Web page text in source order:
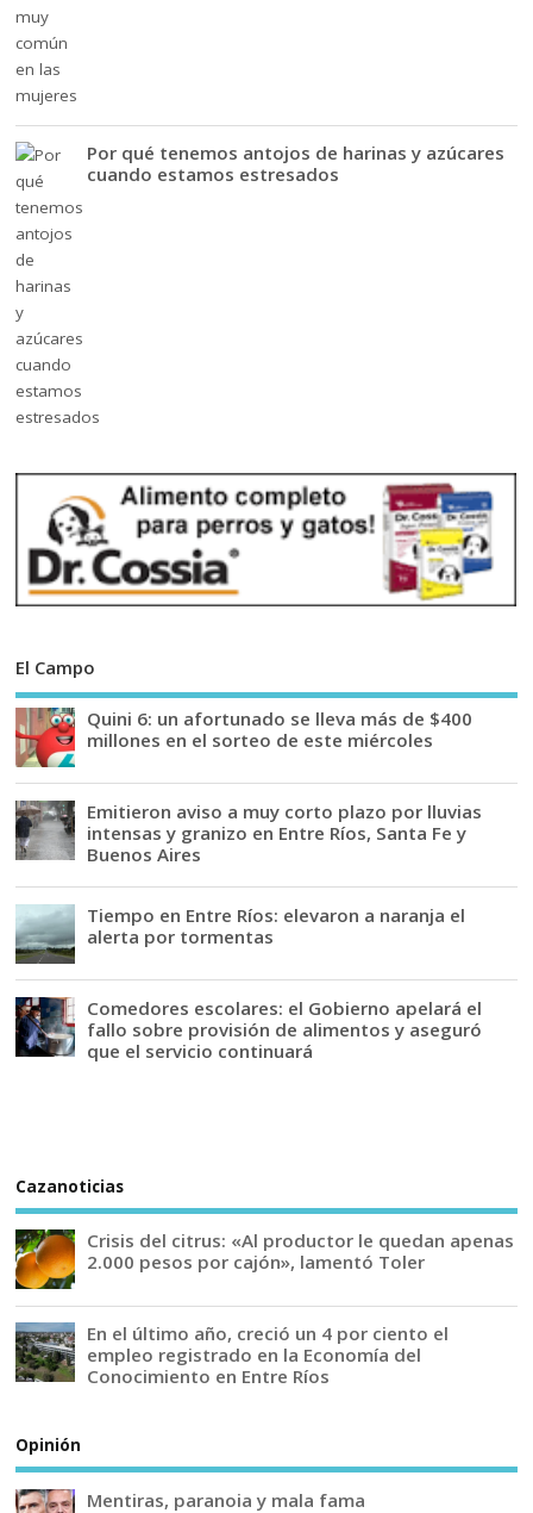
Por qué tenemos antojos de harinas y azúcares
cuando estamos estresados
El Campo
Quini 6: un afortunado se lleva más de $400
millones en el sorteo de este miércoles
Emitieron aviso a muy corto plazo por lluvias
intensas y granizo en Entre Ríos, Santa Fe y
Buenos Aires
Tiempo en Entre Ríos: elevaron a naranja el
alerta por tormentas
Comedores escolares: el Gobierno apelará el
fallo sobre provisión de alimentos y aseguró
que el servicio continuará
Cazanoticias
Crisis del citrus: «Al productor le quedan apenas
2.000 pesos por cajón», lamentó Toler
En el último año, creció un 4 por ciento el
empleo registrado en la Economía del
Conocimiento en Entre Ríos
Opinión
Mentiras, paranoia y mala fama